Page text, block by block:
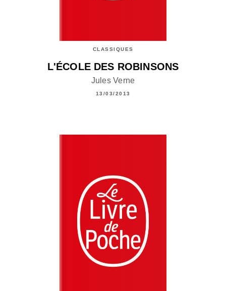
CLASSIQUES
L'ÉCOLE DES ROBINSONS
Jules Verne
13/03/2013